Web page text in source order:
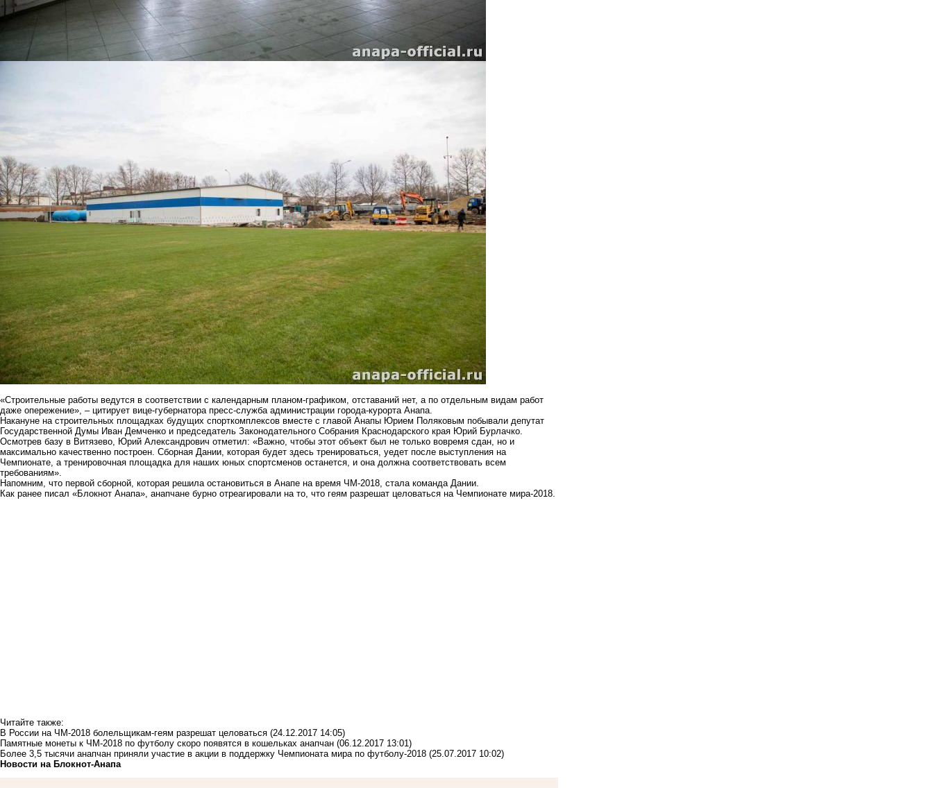
«Строительные работы ведутся в соответствии с календарным планом-графиком, отставаний нет, а по отдельным видам работ
даже опережение», – цитирует вице-губернатора пресс-служба администрации города-курорта Анапа.
Накануне на строительных площадках будущих спорткомплексов вместе с главой Анапы Юрием Поляковым побывали депутат
Государственной Думы Иван Демченко и председатель Законодательного Собрания Краснодарского края Юрий Бурлачко.
Осмотрев базу в Витязево, Юрий Александрович отметил: «Важно, чтобы этот объект был не только вовремя сдан, но и
максимально качественно построен. Сборная Дании, которая будет здесь тренироваться, уедет после выступления на
Чемпионате, а тренировочная площадка для наших юных спортсменов останется, и она должна соответствовать всем
требованиям».
Напомним, что первой сборной, которая решила остановиться в Анапе на время ЧМ-2018, стала команда Дании
Как ранее писал «Блокнот Анапа», анапчане бурно отреагировали на то, что геям разрешат целоваться на Чемпионате мира-2018.
Читайте также:
В России на ЧМ-2018 болельщикам-геям разрешат целоваться (24.12.2017 14:05)
Памятные монеты к ЧМ‐2018 по футболу скоро появятся в кошельках анапчан (06.12.2017 13:01)
Более 3,5 тысячи анапчан приняли участие в акции в поддержку Чемпионата мира по футболу-2018 (25.07.2017 10:02)
Новости на Блoкнoт-Анапа